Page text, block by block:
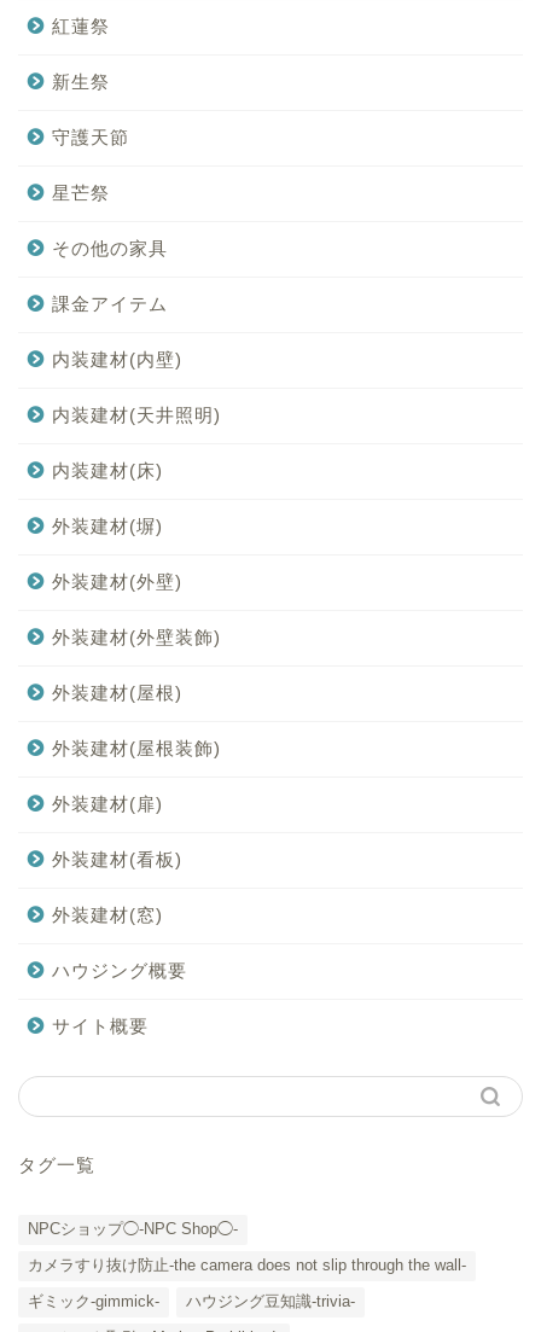
紅蓮祭
新生祭
守護天節
星芒祭
その他の家具
課金アイテム
内装建材(内壁)
内装建材(天井照明)
内装建材(床)
外装建材(塀)
外装建材(外壁)
外装建材(外壁装飾)
外装建材(屋根)
外装建材(屋根装飾)
外装建材(扉)
外装建材(看板)
外装建材(窓)
ハウジング概要
サイト概要
タグ一覧
NPCショップ◯-NPC Shop◯-
カメラすり抜け防止-the camera does not slip through the wall-
ギミック-gimmick-
ハウジング豆知識-trivia-